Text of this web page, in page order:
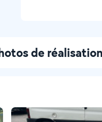
de